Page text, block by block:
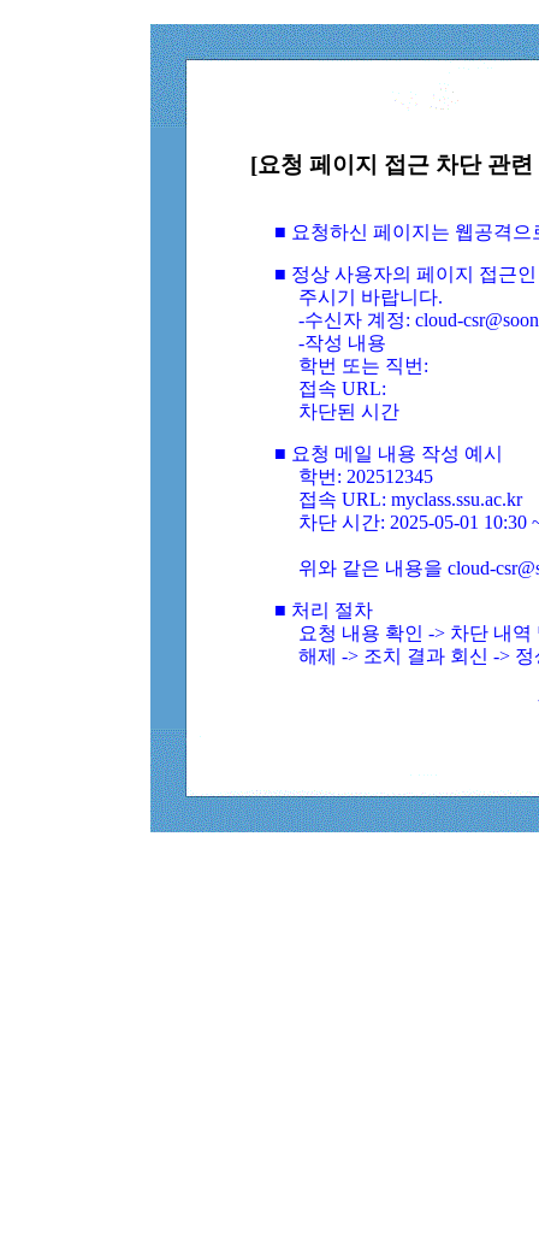
[요청 페이지 접근 차단 관
■ 요청하신 페이지는 웹공격
■ 정상 사용자의 페이지 접근
주시기 바랍니다.
-수신자 계정: cloud-
-작성 내용
학번 또는 직번:
접속 URL:
차단된 시간
■ 요청 메일 내용 작성 예시
학번: 202512345
접속 URL: myclass.ssu.ac.kr
차단 시간: 2025-05-01 10:30
위와 같은 내용을 cloud-
■ 처리 절차
요청 내용 확인 -> 차단 내
해제 -> 조치 결과 회신 ->